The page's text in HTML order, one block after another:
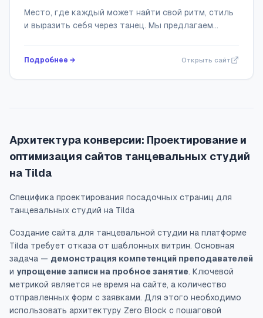
брейк-данс в СПб
Место, где каждый может найти свой ритм, стиль
и выразить себя через танец. Мы предлагаем
професс...
Подробнее → Открыть сайт
Архитектура конверсии: Проектирование и
оптимизация сайтов танцевальных студий
на Tilda
Специфика проектирования посадочных страниц для
танцевальных студий на Tilda
Создание сайта для танцевальной студии на платформе
Tilda требует отказа от шаблонных витрин. Основная
задача — демонстрация компетенций преподавателей
и упрощение записи на пробное занятие. Ключевой
метрикой является не время на сайте, а количество
отправленных форм с заявками. Для этого необходимо
использовать архитектуру Zero Block с пошаговой